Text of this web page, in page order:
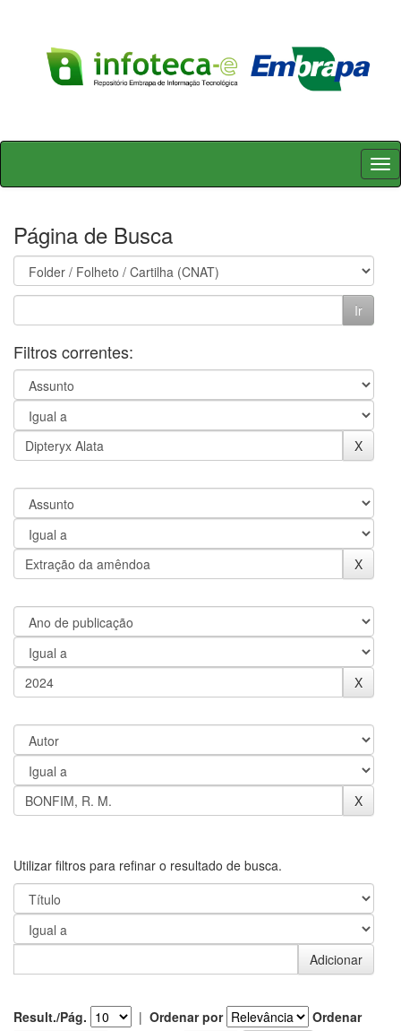
Skip
Página de Busca
Filtros correntes:
Utilizar filtros para refinar o resultado de busca.
Result./Pág. | Ordenar por
Ordenar